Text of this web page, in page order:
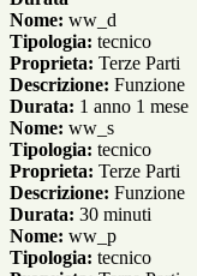
Nome: ww_d
Tipologia: tecnico
Proprieta: Terze Parti
Descrizione: Funzione
Durata: 1 anno 1 mese
Nome: ww_s
Tipologia: tecnico
Proprieta: Terze Parti
Descrizione: Funzione
Durata: 30 minuti
Nome: ww_p
Tipologia: tecnico